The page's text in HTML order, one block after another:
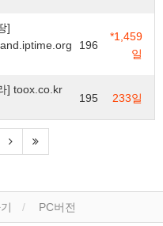
]
196
*1,459
일
] toox.co.kr
195 233일
PC버전